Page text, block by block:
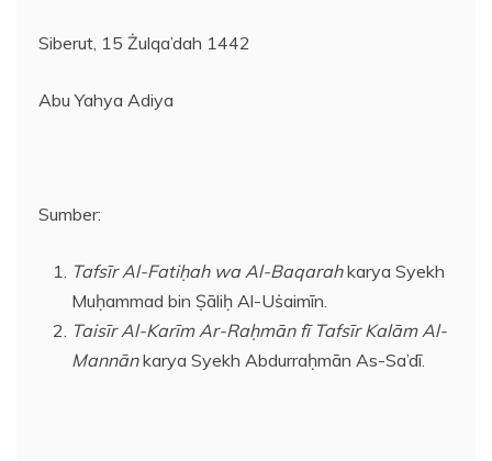
Siberut, 15 Żulqa’dah 1442
Abu Yahya Adiya
Sumber:
Tafsīr Al-Fatiḥah wa Al-Baqarahkarya Syekh
Muḥammad bin Ṣāliḥ Al-Uṡaimīn.
Taisīr Al-Karīm Ar-Raḥmān fī Tafsīr Kalām Al-
Mannānkarya Syekh Abdurraḥmān As-Sa’dī.